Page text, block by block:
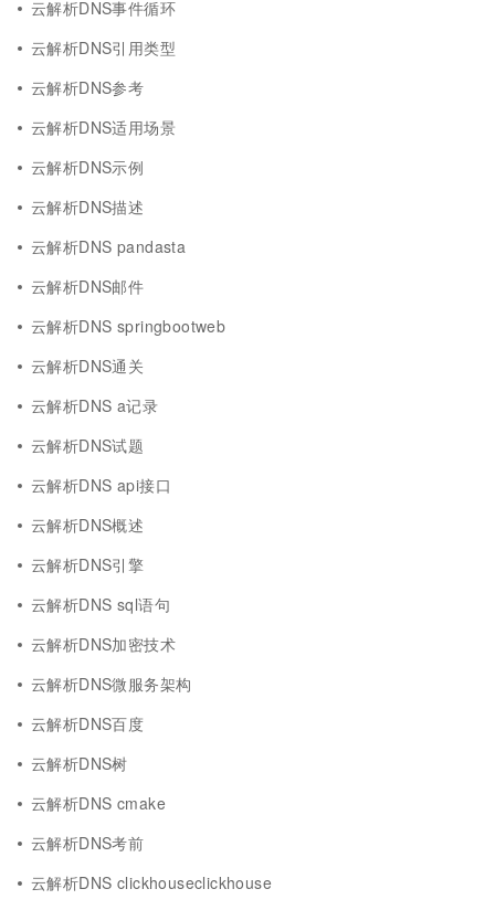
云解析DNS事件循环
云解析DNS引用类型
云解析DNS参考
云解析DNS适用场景
云解析DNS示例
云解析DNS描述
云解析DNS pandasta
云解析DNS邮件
云解析DNS springbootweb
云解析DNS通关
云解析DNS a记录
云解析DNS试题
云解析DNS api接口
云解析DNS概述
云解析DNS引擎
云解析DNS sql语句
云解析DNS加密技术
云解析DNS微服务架构
云解析DNS百度
云解析DNS树
云解析DNS cmake
云解析DNS考前
云解析DNS clickhouseclickhouse